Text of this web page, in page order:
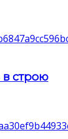
строю